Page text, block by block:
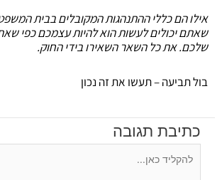
אילו הם כללי ההתנהגות המקובלים בבית
שאתם יכולים לעשות הוא להיות עצמכם כפי
שלכם. את כל השאר השאירו בידי החוק.
בול תביעה – תעשו את זה נכון
כתיבת תגובה
כאן...